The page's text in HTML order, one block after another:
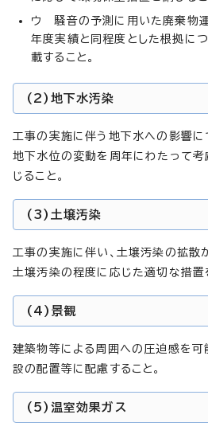
ウ 騒音の予測に用いた廃棄物
年度実績と同程度とした根拠に
載すること。
(2)地下水汚染
工事の実施に伴う地下水への影響に
地下水位の変動を周年にわたって
じること。
(3)土壌汚染
工事の実施に伴い、土壌汚染の拡散
土壌汚染の程度に応じた適切な措置
(4)景観
建築物等による周囲への圧迫感を可
設の配置等に配慮すること。
(5)温室効果ガス